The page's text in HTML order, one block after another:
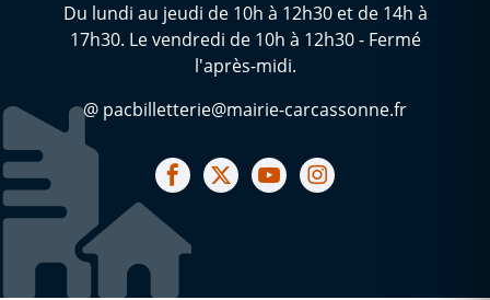
Du lundi au jeudi de 10h à 12h30 et de 14h à
17h30. Le vendredi de 10h à 12h30 - Fermé
l'après-midi.
@ pacbilletterie@mairie-carcassonne.fr
Notre facebook
Notre X (ex Twitter)
Notre Chaine youtube